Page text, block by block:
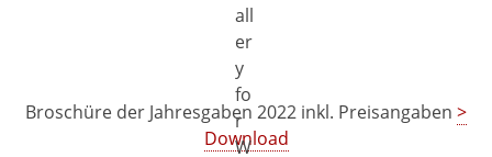
Broschüre der Jahresgaben 2022 inkl. Preisangaben >
Download